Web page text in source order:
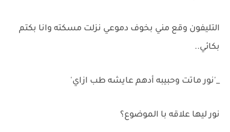
التليفون وقع مني بخوف دموعي نزلت مسكته وانا بكتم
بكائي..
_'نور ماتت وحبيبه أدهم عايشه طب ازاي'
نور ليها علاقه با الموضوع؟